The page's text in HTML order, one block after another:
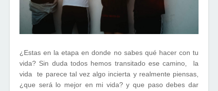
¿Estas en la etapa en donde no sabes qué hacer con tu
vida? Sin duda todos hemos transitado ese camino, la
vida
te parece tal vez algo incierta y realmente piensas,
¿que será lo mejor en mi vida? y que paso debes dar